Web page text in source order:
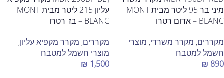
מיני בר 95 ליטר מבית MONT
BLANC – אדום רטרו
מקררים, מקרר משרדי, מוצרי
חשמל למטבח
₪ 890
עליון 215 ליטר מבית MONT
BLANC – בז' רטרו
מקררים, מקרר מקפיא עליון,
מוצרי חשמל למטבח
₪ 1,500